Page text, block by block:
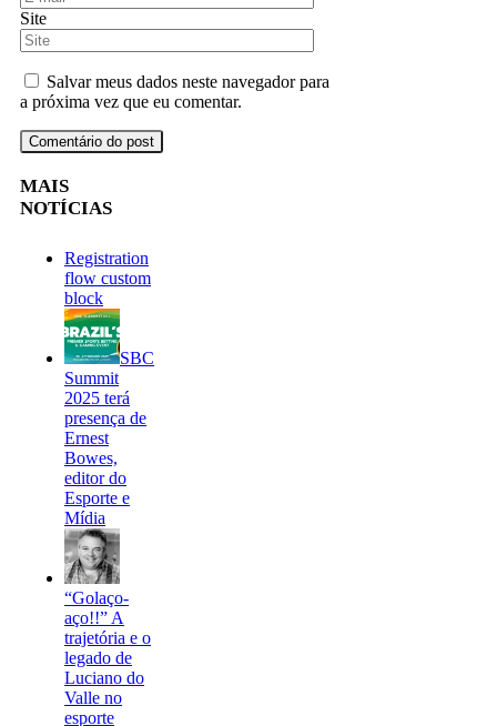
Site
Salvar meus dados neste navegador para
a próxima vez que eu comentar.
MAIS
NOTÍCIAS
Registration
flow custom
block
SBC
Summit
2025 terá
presença de
Ernest
Bowes,
editor do
Esporte e
Mídia
“Golaço-
aço!!” A
trajetória e o
legado de
Luciano do
Valle no
esporte